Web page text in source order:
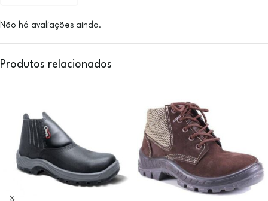
Não há avaliações ainda.
Produtos relacionados